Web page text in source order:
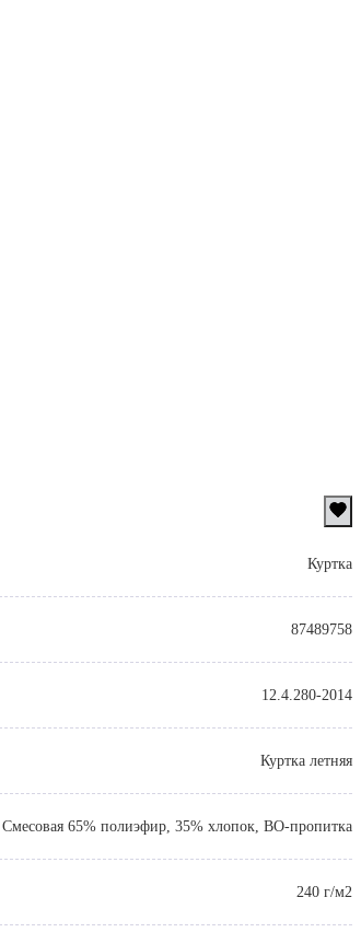
Куртка
87489758
12.4.280-2014
Куртка летняя
Смесовая 65% полиэфир, 35% хлопок, ВО-пропитка
240 г/м2